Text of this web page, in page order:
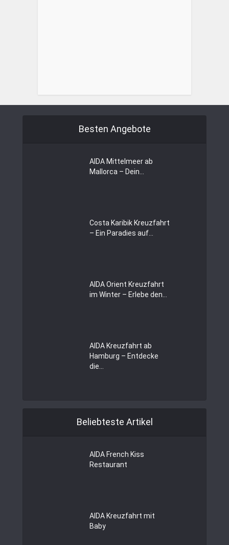
Besten Angebote
AIDA Mittelmeer ab
Mallorca – Dein...
Costa Karibik Kreuzfahrt
– Ein Paradies auf...
AIDA Orient Kreuzfahrt
im Winter – Erlebe den...
AIDA Kreuzfahrt ab
Hamburg – Entdecke
die...
Beliebteste Artikel
AIDA French Kiss
Restaurant
AIDA Kreuzfahrt mit
Baby